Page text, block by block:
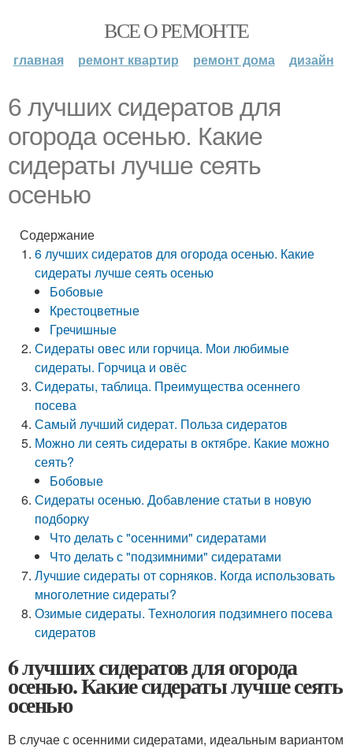
ВСЕ О РЕМОНТЕ
главная ремонт квартир ремонт дома дизайн
6 лучших сидератов для
огорода осенью. Какие
сидераты лучше сеять
осенью
Содержание
6 лучших сидератов для огорода осенью. Какие
сидераты лучше сеять осенью
Бобовые
Крестоцветные
Гречишные
Сидераты овес или горчица. Мои любимые
сидераты. Горчица и овёс
Сидераты, таблица. Преимущества осеннего
посева
Самый лучший сидерат. Польза сидератов
Можно ли сеять сидераты в октябре. Какие можно
сеять?
Бобовые
Сидераты осенью. Добавление статьи в новую
подборку
Что делать с "осенними" сидератами
Что делать с "подзимними" сидератами
Лучшие сидераты от сорняков. Когда использовать
многолетние сидераты?
Озимые сидераты. Технология подзимнего посева
сидератов
6 лучших сидератов для огорода
осенью. Какие сидераты лучше сеять
осенью
В случае с осенними сидератами, идеальным вариантом